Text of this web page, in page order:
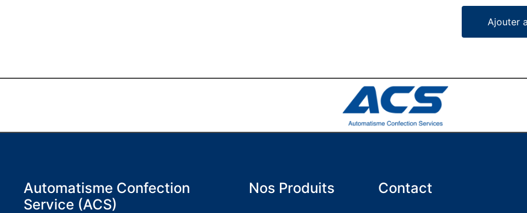
Ajouter
Automatisme Confection
Service (ACS)
Nos Produits Contact